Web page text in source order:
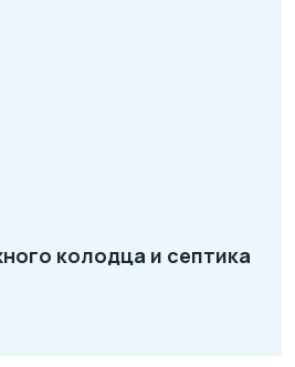
колодца и септика